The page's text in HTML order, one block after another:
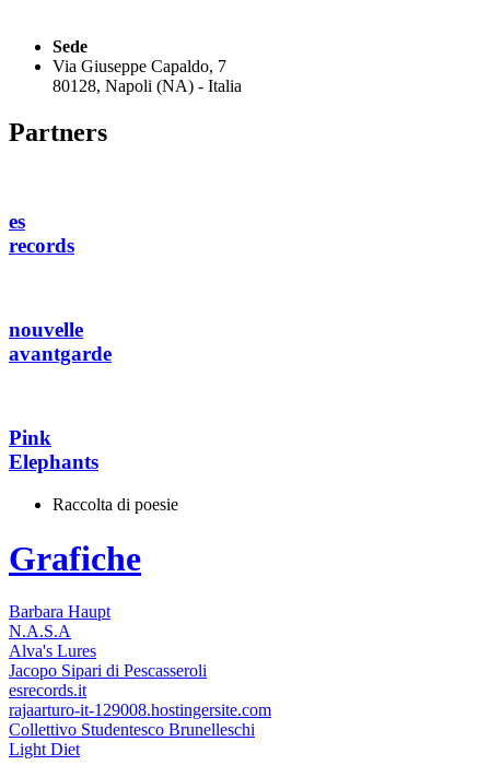
Sede
Via Giuseppe Capaldo, 7
80128, Napoli (NA) - Italia
Partners
es
records
nouvelle
avantgarde
Pink
Elephants
Raccolta di poesie
Grafiche
Barbara Haupt
N.A.S.A
Alva's Lures
Jacopo Sipari di Pescasseroli
esrecords.it
rajaarturo-it-129008.hostingersite.com
Collettivo Studentesco Brunelleschi
Light Diet